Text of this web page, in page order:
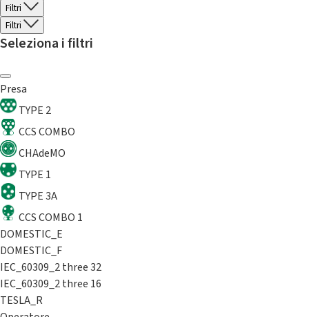
Filtri
Filtri
Seleziona i filtri
Presa
TYPE 2
CCS COMBO
CHAdeMO
TYPE 1
TYPE 3A
CCS COMBO 1
DOMESTIC_E
DOMESTIC_F
IEC_60309_2 three 32
IEC_60309_2 three 16
TESLA_R